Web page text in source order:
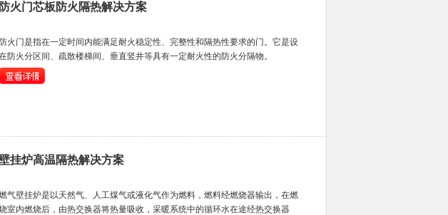
防火门芯板防火隔热解决方案
防火门是指在一定时间内能满足耐火稳定性、完整性和隔热性要求的门。它是设
防火分区间、疏散楼梯间、垂直竖井等具有一定耐火性的防火分隔物。
挂炉高温隔热解决方案
气壁挂炉是以天然气、人工煤气或液化气作为燃料，燃料经燃烧器输出，在燃
室内燃烧后，由热交换器将热量吸收，采暖系统中的循环水在途经热交换器